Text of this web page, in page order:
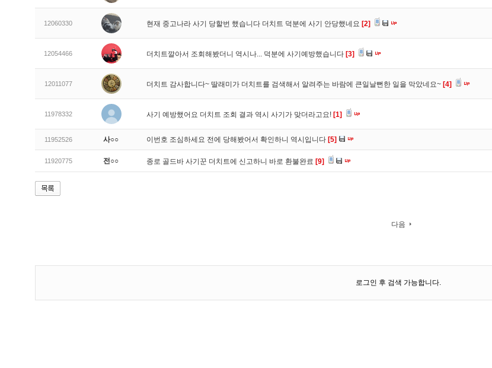
12060330 현재 중고나라 사기 당할번 했습니다 더치트 덕분에 사기 안당했네요 [2]
12054466 더치트깔아서 조회해봤더니 역시나... 덕분에 사기예방했습니다 [3]
12011077 더치트 감사합니다~ 딸래미가 더치트를 검색해서 알려주는 바람에 큰일날뻔한 일을 막았네요~ [4]
11978332 사기 예방했어요 더치트 조회 결과 역시 사기가 맞더라고요! [1]
11952526 사○○ 이번호 조심하세요 전에 당해봤어서 확인하니 역시입니다 [5]
11920775 전○○ 종로 골드바 사기꾼 더치트에 신고하니 바로 환불완료 [9]
다음
로그인 후 검색 가능합니다.